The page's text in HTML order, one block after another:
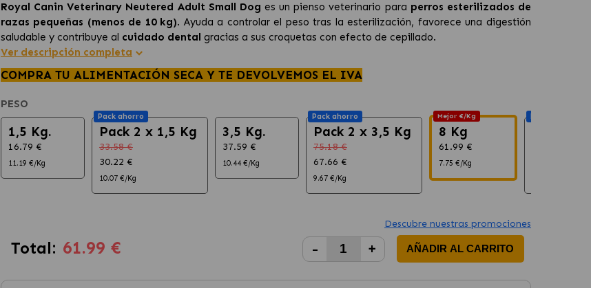
Royal Canin Veterinary Neutered Adult Small Dog es un pienso veterinario para perros esterilizados de
razas pequeñas (menos de 10 kg). Ayuda a controlar el peso tras la esterilización, favorece una digestión
saludable y contribuye al cuidado dental gracias a sus croquetas con efecto de cepillado.
Ver descripción completa
COMPRA TU ALIMENTACIÓN SECA Y TE DEVOLVEMOS EL IVA
PESO
1,5 Kg.
16.79 €
11.19 €/Kg
Pack ahorro
Pack 2 x 1,5 Kg
33.58 €
30.22 €
10.07 €/Kg
3,5 Kg.
37.59 €
10.44 €/Kg
Pack ahorro
Pack 2 x 3,5 Kg
75.18 €
67.66 €
9.67 €/Kg
Mejor €/Kg
8 Kg
61.99 €
7.75 €/Kg
Pack ahorro
Descubre nuestras promociones
Total: 61.99 € - + AÑADIR AL CARRITO